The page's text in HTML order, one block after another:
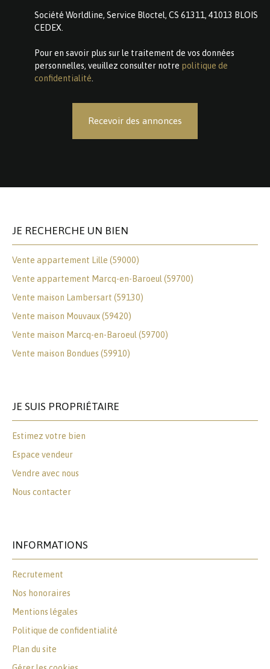
Société Worldline, Service Bloctel, CS 61311, 41013 BLOIS
CEDEX.
Pour en savoir plus sur le traitement de vos données
personnelles, veuillez consulter notre politique de
confidentialité
Recevoir des annonces
JE RECHERCHE UN BIEN
Vente appartement Lille (59000)
Vente appartement Marcq-en-Baroeul (59700)
Vente maison Lambersart (59130)
Vente maison Mouvaux (59420)
Vente maison Marcq-en-Baroeul (59700)
Vente maison Bondues (59910)
JE SUIS PROPRIÉTAIRE
Estimez votre bien
Espace vendeur
Vendre avec nous
Nous contacter
INFORMATIONS
Recrutement
Nos honoraires
Mentions légales
Politique de confidentialité
Plan du site